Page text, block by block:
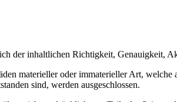
der inhaltlichen Richtigkeit, Genauigkeit,
materieller oder immaterieller Art,
sind, werden ausgeschlossen.